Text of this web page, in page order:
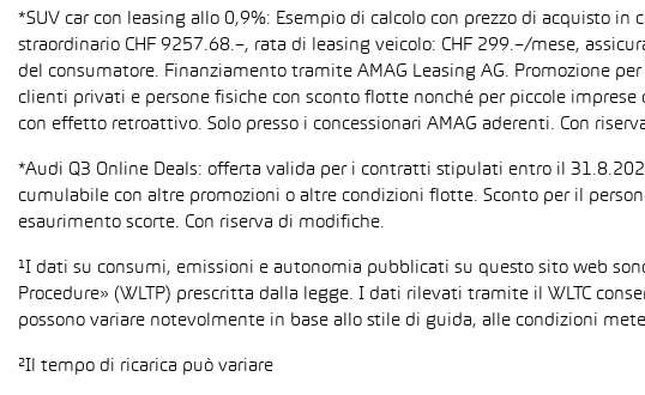
*SUV car con leasing allo 0,9%: Esempio di calcolo con prezzo di acquisto
straordinario CHF 9257.68.–, rata di leasing veicolo: CHF 299.–/mese,
del consumatore. Finanziamento tramite AMAG Leasing AG. Promozione
clienti privati e persone fisiche con sconto flotte nonché per piccole
con effetto retroattivo. Solo presso i concessionari AMAG aderenti. Con
*Audi Q3 Online Deals: offerta valida per i contratti stipulati entro il
cumulabile con altre promozioni o altre condizioni flotte. Sconto per il
esaurimento scorte. Con riserva di modifiche.
¹I dati su consumi, emissioni e autonomia pubblicati su questo sito web
Procedure» (WLTP) prescritta dalla legge. I dati rilevati tramite il WLTC
possono variare notevolmente in base allo stile di guida, alle condizioni
²Il tempo di ricarica può variare